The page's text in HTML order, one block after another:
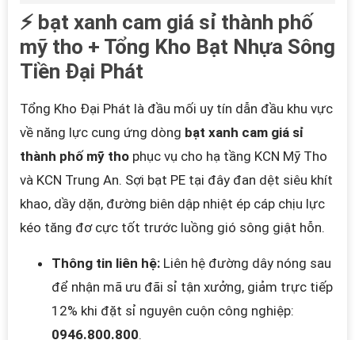
⚡ bạt xanh cam giá sỉ thành phố
mỹ tho + Tổng Kho Bạt Nhựa Sông
Tiền Đại Phát
Tổng Kho Đại Phát là đầu mối uy tín dẫn đầu khu vực
về năng lực cung ứng dòng bạt xanh cam giá sỉ
thành phố mỹ tho phục vụ cho hạ tầng KCN Mỹ Tho
và KCN Trung An. Sợi bạt PE tại đây đan dệt siêu khít
khao, dầy dặn, đường biên dập nhiệt ép cáp chịu lực
kéo tăng đơ cực tốt trước luồng gió sông giật hỗn.
Thông tin liên hệ: Liên hệ đường dây nóng sau
để nhận mã ưu đãi sỉ tận xưởng, giảm trực tiếp
12% khi đặt sỉ nguyên cuộn công nghiệp:
0946.800.800.